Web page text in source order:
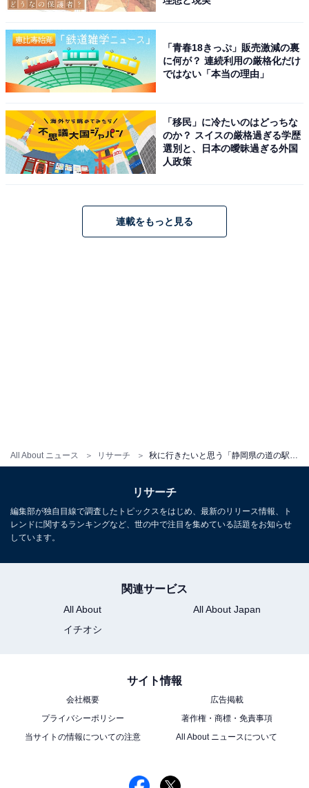
All About ニュース リサーチ
秋に行きたいと思う「福井県の道の駅」ランキ
ング！ 2位「恐竜渓谷かつやま」、1位は？
【2025年調査】
「青春18きっぷ」販売激減の裏
に何が？ 連続利用の厳格化だけ
ではない「本当の理由」
「移民」に冷たいのはどっちな
のか？ スイスの厳格過ぎる学歴
選別と、日本の曖昧過ぎる外国
人政策
連載をもっと見る
リサーチ
編集部が独自目線で調査したトピックスをはじめ、最新のリリース情報、ト
レンドに関するランキングなど、世の中で注目を集めている話題をお知らせ
しています。
関連サービス
All About
All About Japan
イチオシ
サイト情報
会社概要
広告掲載
プライバシーポリシー
著作権・商標・免責事項
当サイトの情報についての注意
All About ニュースについて